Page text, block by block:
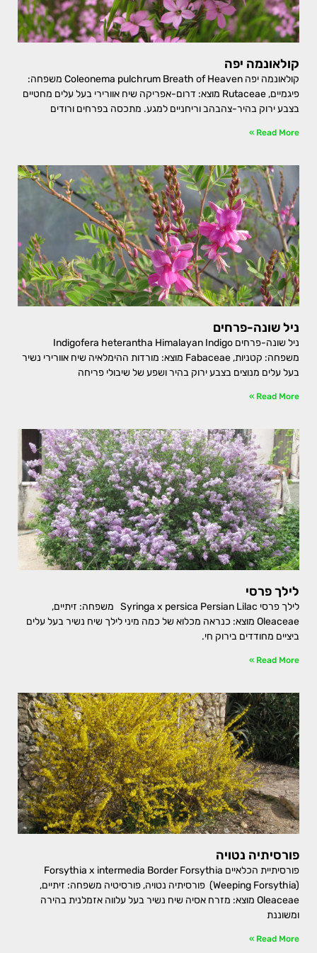
קולאונמה יפה
קולאונמה יפה Coleonema pulchrum Breath of Heaven משפחה:
פיגמיים, Rutaceae מוצא: דרום-אפריקה שיח אוורירי בעל עלים מחטיים
בצבע ירוק בהיר-צהבהב וריחניים למגע. מתכסה בפרחים ורודים
Read More »
ניל שונה-פרחים
ניל שונה-פרחים Indigofera heterantha Himalayan Indigo
משפחה: קטניות, Fabaceae מוצא: מורדות ההימלאיה שיח אוורירי נשיר
בעל עלים מנוצים בצבע ירוק בהיר ושפע של שיבולי פריחה
Read More »
לילך פרסי
לילך פרסי Syringa x persica Persian Lilac משפחה: זיתיים,
Oleaceae מוצא: כנראה מכלוא של כמה מיני לילך שיח נשיר בעל עלים
ביציים מחודדים בירוק חי.
Read More »
פורסיתיה נטויה
פורסיתיית הכלאיים Forsythia x intermedia Border Forsythia
(Weeping Forsythia) פורסיתיה נטויה, פורסיטיה משפחה: זיתיים,
Oleaceae מוצא: מזרח אסיה שיח נשיר בעל עלווה אזמלנית בהירה
ומשוננת
Read More »